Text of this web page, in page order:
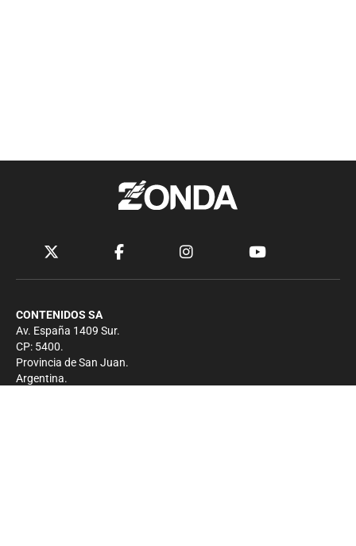
CONTENIDOS SA
Av. España 1409 Sur.
CP: 5400.
Provincia de San Juan.
Argentina.